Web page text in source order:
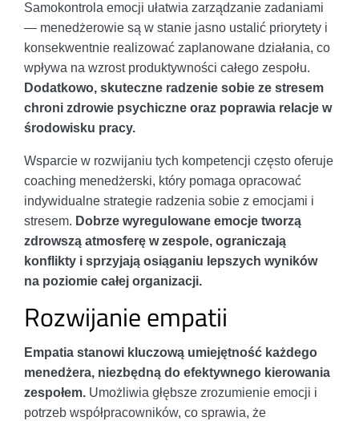
Samokontrola emocji ułatwia zarządzanie zadaniami
— menedżerowie są w stanie jasno ustalić priorytety i
konsekwentnie realizować zaplanowane działania, co
wpływa na wzrost produktywności całego zespołu.
Dodatkowo, skuteczne radzenie sobie ze stresem
chroni zdrowie psychiczne oraz poprawia relacje w
środowisku pracy.
Wsparcie w rozwijaniu tych kompetencji często oferuje
coaching menedżerski, który pomaga opracować
indywidualne strategie radzenia sobie z emocjami i
stresem. Dobrze wyregulowane emocje tworzą
zdrowszą atmosferę w zespole, ograniczają
konflikty i sprzyjają osiąganiu lepszych wyników
na poziomie całej organizacji.
Rozwijanie empatii
Empatia stanowi kluczową umiejętność każdego
menedżera, niezbędną do efektywnego kierowania
zespołem. Umożliwia głębsze zrozumienie emocji i
potrzeb współpracowników, co sprawia, że